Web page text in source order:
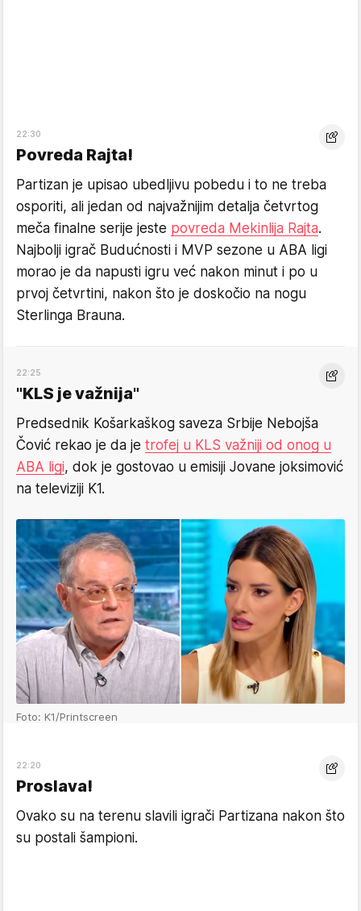
22:30
Povreda Rajta!
Partizan je upisao ubedljivu pobedu i to ne treba
osporiti, ali jedan od najvažnijim detalja četvrtog
meča finalne serije jeste povreda Mekinlija Rajta.
Najbolji igrač Budućnosti i MVP sezone u ABA ligi
morao je da napusti igru već nakon minut i po u
prvoj četvrtini, nakon što je doskočio na nogu
Sterlinga Brauna.
22:25
"KLS je važnija"
Predsednik Košarkaškog saveza Srbije Nebojša
Čović rekao je da je trofej u KLS važniji od onog u
ABA ligi, dok je gostovao u emisiji Jovane joksimović
na televiziji K1.
Foto: K1/Printscreen
22:20
Proslava!
Ovako su na terenu slavili igrači Partizana nakon što
su postali šampioni.